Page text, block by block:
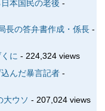
本国民の老後 -
長の答弁書作成・係長-
に - 224,324 views
んだ暴言記者-
大ウソ - 207,024 views